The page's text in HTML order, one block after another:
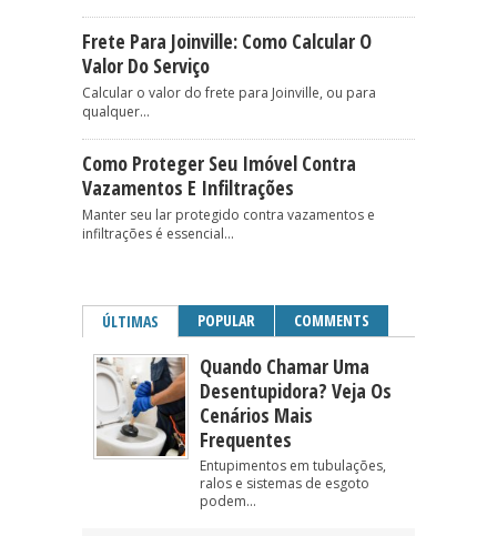
Frete Para Joinville: Como Calcular O
Valor Do Serviço
Calcular o valor do frete para Joinville, ou para
qualquer...
Como Proteger Seu Imóvel Contra
Vazamentos E Infiltrações
Manter seu lar protegido contra vazamentos e
infiltrações é essencial...
ÚLTIMAS POPULAR COMMENTS
Quando Chamar Uma
Desentupidora? Veja Os
Cenários Mais
Frequentes
Entupimentos em tubulações,
ralos e sistemas de esgoto
podem...